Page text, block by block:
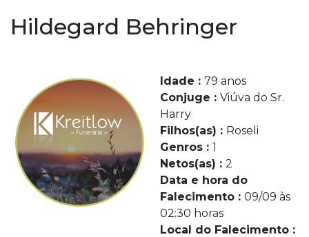
Hildegard Behringer
Idade : 79 anos
Conjuge : Viúva do Sr.
Harry
Filhos(as) : Roseli
Genros : 1
Netos(as) : 2
Data e hora do
Falecimento : 09/09 às
02:30 horas
Local do Falecimento :